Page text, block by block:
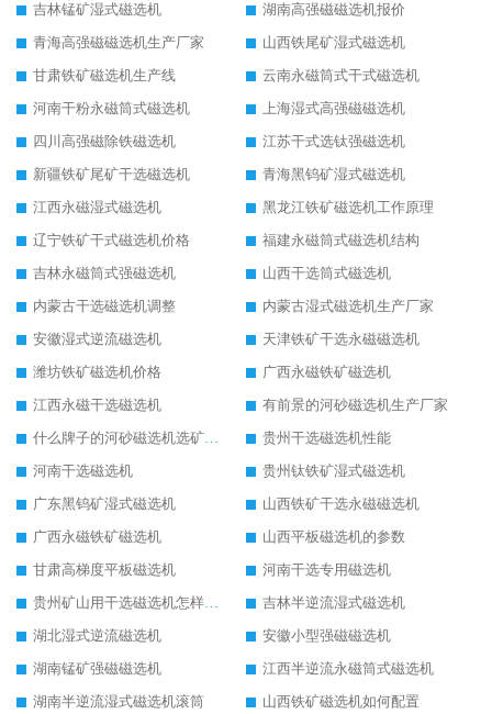
吉林锰矿湿式磁选机
湖南高强磁磁选机报价
青海高强磁磁选机生产厂家
山西铁尾矿湿式磁选机
甘肃铁矿磁选机生产线
云南永磁筒式干式磁选机
河南干粉永磁筒式磁选机
上海湿式高强磁磁选机
四川高强磁除铁磁选机
江苏干式选钛强磁选机
新疆铁矿尾矿干选磁选机
青海黑钨矿湿式磁选机
江西永磁湿式磁选机
黑龙江铁矿磁选机工作原理
辽宁铁矿干式磁选机价格
福建永磁筒式磁选机结构
吉林永磁筒式强磁选机
山西干选筒式磁选机
内蒙古干选磁选机调整
内蒙古湿式磁选机生产厂家
安徽湿式逆流磁选机
天津铁矿干选永磁磁选机
潍坊铁矿磁选机价格
广西永磁铁矿磁选机
江西永磁干选磁选机
有前景的河砂磁选机生产厂家
什么牌子的河砂磁选机选矿效果好
贵州干选磁选机性能
河南干选磁选机
贵州钛铁矿湿式磁选机
广东黑钨矿湿式磁选机
山西铁矿干选永磁磁选机
广西永磁铁矿磁选机
山西平板磁选机的参数
甘肃高梯度平板磁选机
河南干选专用磁选机
贵州矿山用干选磁选机怎样调磁
吉林半逆流湿式磁选机
湖北湿式逆流磁选机
安徽小型强磁磁选机
湖南锰矿强磁磁选机
江西半逆流永磁筒式磁选机
湖南半逆流湿式磁选机滚筒
山西铁矿磁选机如何配置